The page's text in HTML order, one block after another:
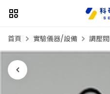
首頁 實驗儀器/設備 調壓閥